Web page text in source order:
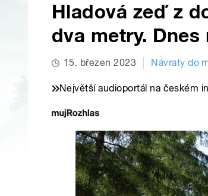
Hladová zeď z
dva metry.
15. březen 2023 Návraty do
Největší audioportál na českém